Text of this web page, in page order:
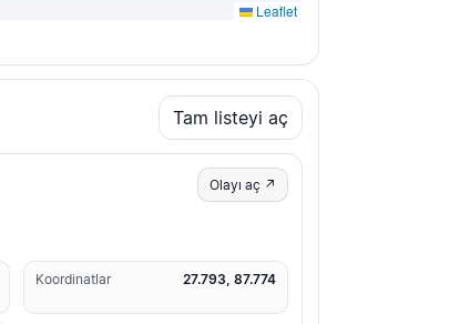
Leaflet
Tam listeyi aç
Olayı aç ↗
Koordinatlar 27.793, 87.774